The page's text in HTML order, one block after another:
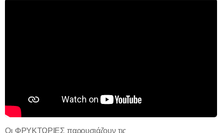
Οι ΦΡΥΚΤΩΡΙΕΣ παρουσιάζουν τις